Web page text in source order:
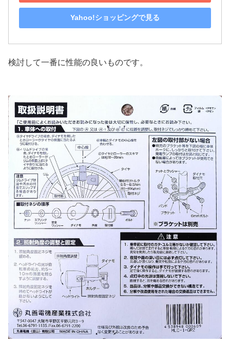
Yahoo!ショッピングで見る
検討して一番に性能の良いものです。